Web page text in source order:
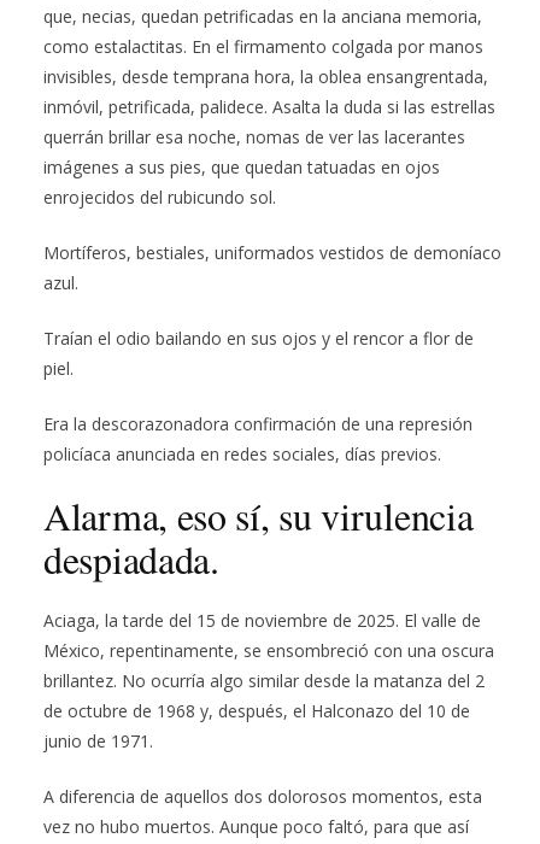
que, necias, quedan petrificadas en la anciana memoria,
como estalactitas. En el firmamento colgada por manos
invisibles, desde temprana hora, la oblea ensangrentada,
inmóvil, petrificada, palidece. Asalta la duda si las estrellas
querrán brillar esa noche, nomas de ver las lacerantes
imágenes a sus pies, que quedan tatuadas en ojos
enrojecidos del rubicundo sol.
Mortíferos, bestiales, uniformados vestidos de demoníaco
azul.
Traían el odio bailando en sus ojos y el rencor a flor de
piel.
Era la descorazonadora confirmación de una represión
policíaca anunciada en redes sociales, días previos.
Alarma, eso sí, su virulencia
despiadada.
Aciaga, la tarde del 15 de noviembre de 2025. El valle de
México, repentinamente, se ensombreció con una oscura
brillantez. No ocurría algo similar desde la matanza del 2
de octubre de 1968 y, después, el Halconazo del 10 de
junio de 1971.
A diferencia de aquellos dos dolorosos momentos, esta
vez no hubo muertos. Aunque poco faltó, para que así